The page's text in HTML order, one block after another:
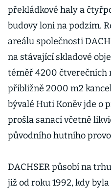
překládkové haly a
budovy loni na podzim.
areálu společnosti
na stávající skladové
téměř 4200 čtverečních
přibližně 2000 m2
bývalé Huti Koněv jde o
prošla sanací včetně
původního hutního
DACHSER působí na
již od roku 1992, kdy